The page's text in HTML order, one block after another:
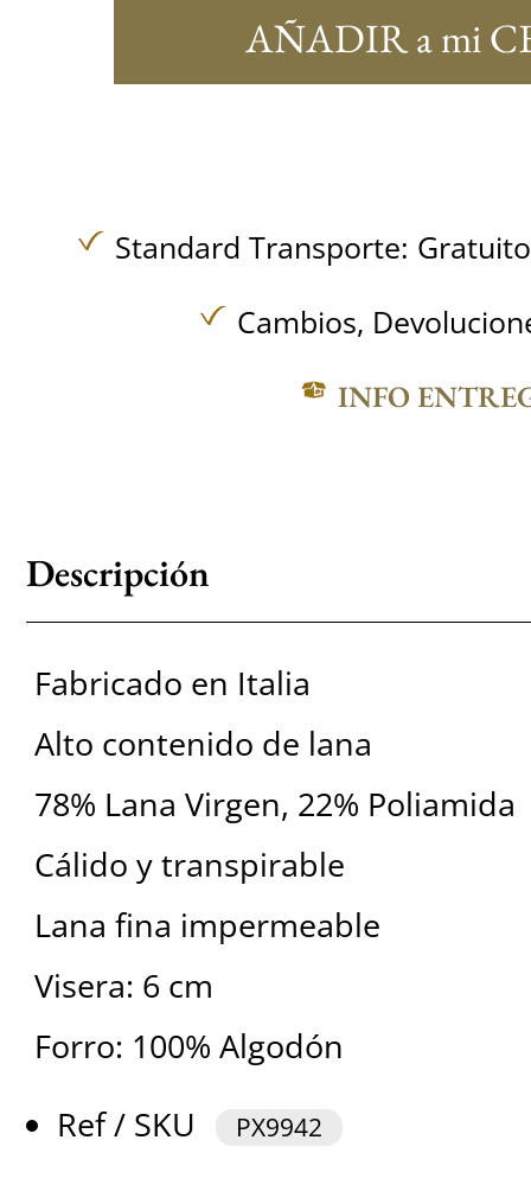
AÑADIR a mi
Standard Transporte:
Cambios,
INFO
Descripción
Fabricado en Italia
Alto contenido de lana
78% Lana Virgen, 22% Poliamida
Cálido y transpirable
Lana fina impermeable
Visera: 6 cm
Forro: 100% Algodón
Ref / SKU
PX9942